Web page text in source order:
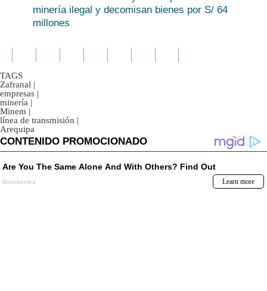
minería ilegal y decomisan bienes por S/ 64
millones
TAGS
Zafranal |
empresas |
minería |
Minem |
línea de transmisión |
Arequipa